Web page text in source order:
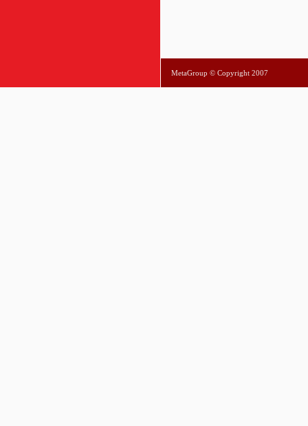
MetaGroup © Copyright 2007